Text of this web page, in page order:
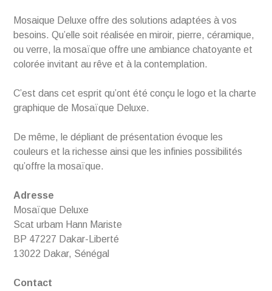
Mosaique Deluxe offre des solutions adaptées à vos
besoins. Qu’elle soit réalisée en miroir, pierre, céramique,
ou verre, la mosaïque offre une ambiance chatoyante et
colorée invitant au rêve et à la contemplation.
C’est dans cet esprit qu’ont été conçu le logo et la charte
graphique de Mosaïque Deluxe.
De même, le dépliant de présentation évoque les
couleurs et la richesse ainsi que les infinies possibilités
qu’offre la mosaïque.
Adresse
Mosaïque Deluxe
Scat urbam Hann Mariste
BP 47227 Dakar-Liberté
13022 Dakar, Sénégal
Contact